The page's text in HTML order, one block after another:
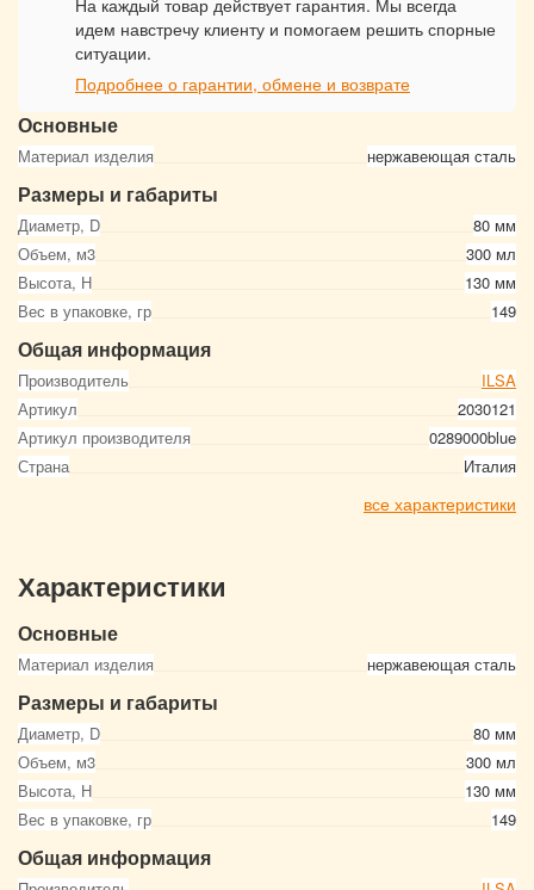
Основные
Материал изделия нержавеющая сталь
Размеры и габариты
Диаметр, D
80 мм
Объем, м3
300 мл
Высота, Н
130 мм
Вес в упаковке, гр
149
Общая информация
Производитель
ILSA
Артикул
2030121
Артикул производителя
0289000blue
Страна
Италия
все характеристики
На каждый товар действует гарантия. Мы всегда
идем навстречу клиенту и помогаем решить спорные
ситуации.
Подробнее о гарантии, обмене и возврате
Характеристики
Основные
Материал изделия нержавеющая сталь
Размеры и габариты
Диаметр, D
80 мм
Объем, м3
300 мл
Высота, Н
130 мм
Вес в упаковке, гр
149
Общая информация